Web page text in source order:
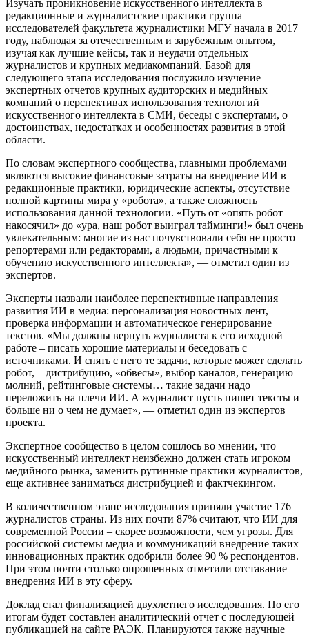
Изучать проникновение искусственного интеллекта в
редакционные и журналистские практики группа
исследователей факультета журналистики МГУ начала в 2017
году, наблюдая за отечественным и зарубежным опытом,
изучая как лучшие кейсы, так и неудачи отдельных
журналистов и крупных медиакомпаний. Базой для
следующего этапа исследования послужило изучение
экспертных отчетов крупных аудиторских и медийных
компаний о перспективах использования технологий
искусственного интеллекта в СМИ, беседы с экспертами, о
достоинствах, недостатках и особенностях развития в этой
области.
По словам экспертного сообщества, главными проблемами
являются высокие финансовые затраты на внедрение ИИ в
редакционные практики, юридические аспекты, отсутствие
полной картины мира у «робота», а также сложность
использования данной технологии. «Путь от «опять робот
накосячил» до «ура, наш робот выиграл тайминги!» был очень
увлекательным: многие из нас почувствовали себя не просто
репортерами или редакторами, а людьми, причастными к
обучению искусственного интеллекта», — отметил один из
экспертов.
Эксперты назвали наиболее перспективные направления
развития ИИ в медиа: персонализация новостных лент,
проверка информации и автоматическое генерирование
текстов. «Мы должны вернуть журналиста к его исходной
работе – писать хорошие материалы и беседовать с
источниками. И снять с него те задачи, которые может сделать
робот, – дистрибуцию, «обвесы», выбор каналов, генерацию
молний, рейтинговые системы… такие задачи надо
переложить на плечи ИИ. А журналист пусть пишет тексты и
больше ни о чем не думает», — отметил один из экспертов
проекта.
Экспертное сообщество в целом сошлось во мнении, что
искусственный интеллект неизбежно должен стать игроком
медийного рынка, заменить рутинные практики журналистов,
еще активнее заниматься дистрибуцией и фактчекингом.
В количественном этапе исследования приняли участие 176
журналистов страны. Из них почти 87% считают, что ИИ для
современной России – скорее возможности, чем угрозы. Для
российской системы медиа и коммуникаций внедрение таких
инновационных практик одобрили более 90 % респондентов.
При этом почти столько опрошенных отметили отставание
внедрения ИИ в эту сферу.
Доклад стал финализацией двухлетнего исследования. По его
итогам будет составлен аналитический отчет с последующей
публикацией на сайте РАЭК. Планируются также научные